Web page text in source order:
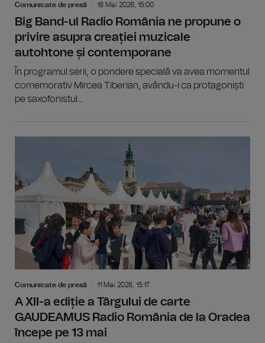
Comunicate de presă 18 Mai 2026, 15:00
Big Band-ul Radio România ne propune o
privire asupra creației muzicale
autohtone și contemporane
În programul serii, o pondere specială va avea momentul
comemorativ Mircea Tiberian, avându-i ca protagoniști
pe saxofonistul...
Comunicate de presă 11 Mai 2026, 15:17
A XII-a ediție a Târgului de carte
GAUDEAMUS Radio România de la Oradea
începe pe 13 mai